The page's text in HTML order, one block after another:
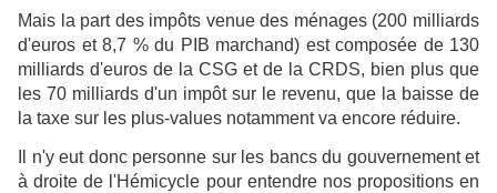
Mais la part des impôts venue des ménages (200 milliards
d'euros et 8,7 % du PIB marchand) est composée de 130
milliards d'euros de la CSG et de la CRDS, bien plus que
les 70 milliards d'un impôt sur le revenu, que la baisse de
la taxe sur les plus-values notamment va encore réduire.
Il n'y eut donc personne sur les bancs du gouvernement et
à droite de l'Hémicycle pour entendre nos propositions en